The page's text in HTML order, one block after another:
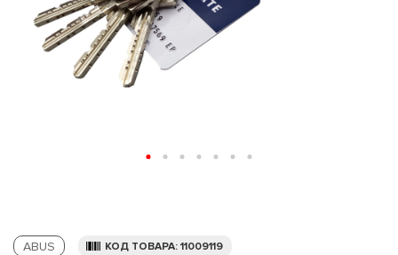
ABUS КОД ТОВАРА: 11009119